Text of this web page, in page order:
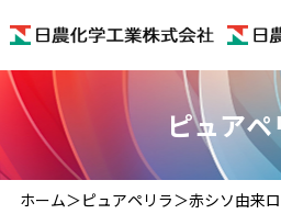
ホーム
会社概要
ピュアペ
ホーム ピュアペリラ 赤シソ由来